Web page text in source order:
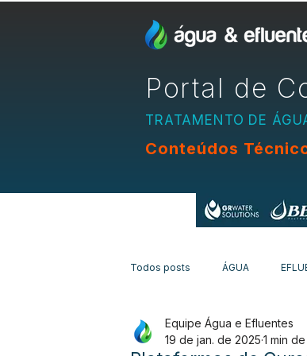
Portal de
TRATAMENTO DE
Conteúdos
Todos posts ÁGUA
EQUIPAMENTOS CURSOS
Equipe Água e Efluentes
19 de jan. de 2025 1 min